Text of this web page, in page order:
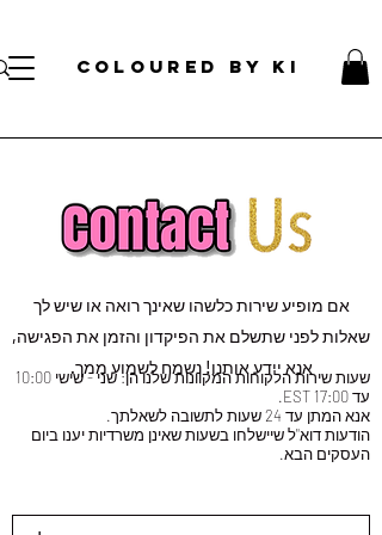
COLOURED BY KI
אם מופיע שירות כלשהו שאינך רואה או שיש לך
שאלות לפני שתשלם את הפיקדון והזמן את הפגישה,
אנא יידע אותנו! נשמח לשמוע ממך.
שעות שירות הלקוחות המקוונות שלנו הן: שני - שישי 10:00
עד 17:00 EST.
אנא המתן עד 24 שעות לתשובה לשאלתך.
הודעות דוא"ל שיישלחו בשעות שאינן משרדיות יענו ביום
העסקים הבא.